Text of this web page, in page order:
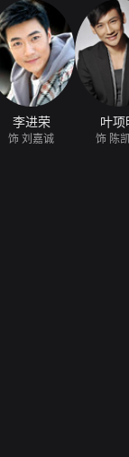
李进荣
饰 刘嘉诚
叶项
饰 陈